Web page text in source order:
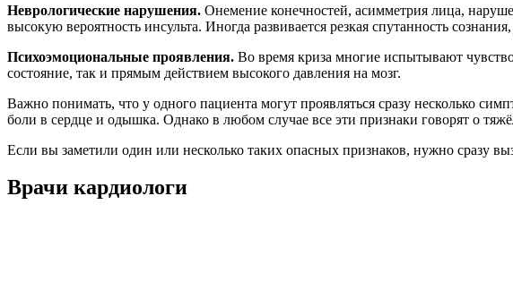
Неврологические нарушения. Онемение конечностей, асимметрия лица,
высокую вероятность инсульта. Иногда развивается резкая спутанность
Психоэмоциональные проявления. Во время криза многие испытывают
состояние, так и прямым действием высокого давления на мозг.
Важно понимать, что у одного пациента могут проявляться сразу несколько
боли в сердце и одышка. Однако в любом случае все эти признаки говорят о
Если вы заметили один или несколько таких опасных признаков, нужно сразу
Врачи кардиологи